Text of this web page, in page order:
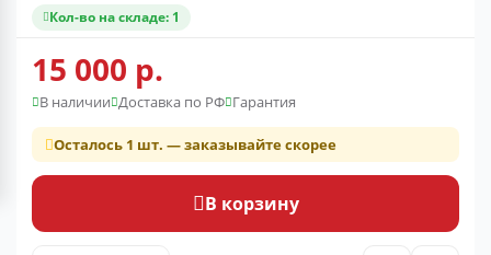
Кол-во на складе: 1
15 000 р.
В наличии Доставка по РФ Гарантия
Осталось 1 шт. — заказывайте скорее
В корзину